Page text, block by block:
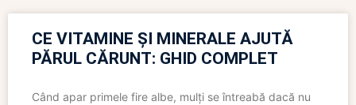
CE VITAMINE ȘI MINERALE AJUTĂ
PĂRUL CĂRUNT: GHID COMPLET
Când apar primele fire albe, mulți se întreabă dacă nu